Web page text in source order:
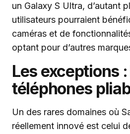
un Galaxy S Ultra, d’autant
utilisateurs pourraient
caméras et de
optant pour d’autres
Les exceptions
téléphones
Un des rares domaines où
réellement innové est celui